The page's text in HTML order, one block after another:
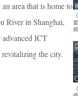
area that is home to
River in Shanghai,
advanced ICT
the city.